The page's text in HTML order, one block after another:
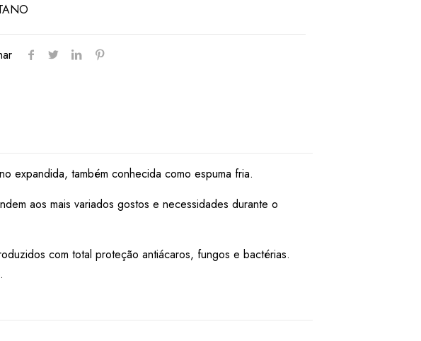
expandida, também conhecida como espuma fria.
aos mais variados gostos e necessidades durante o
com total proteção antiácaros, fungos e bactérias.